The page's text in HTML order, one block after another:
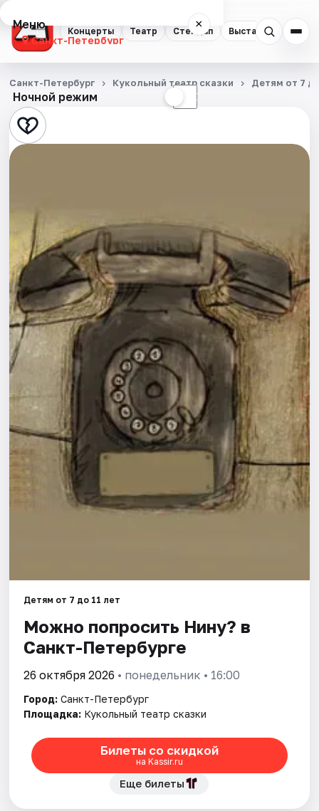
Концерты Театр Стендап Выставки
Меню ×
Санкт-Петербург
Концерты
Театр
Стендап
Экскурсии
Спорт
События
Города
Площадки
Артисты
Рейтинги
Ночной режим ☾
Санкт-Петербург Кукольный театр сказки Детям от 7
Детям от 7 до 11 лет
Можно попросить Нину? в
Санкт-Петербурге
26 октября 2026 • понедельник • 16:00
Город: Санкт-Петербург
Площадка: Кукольный театр сказки
Билеты со скидкой
на Kassir.ru
Еще билеты